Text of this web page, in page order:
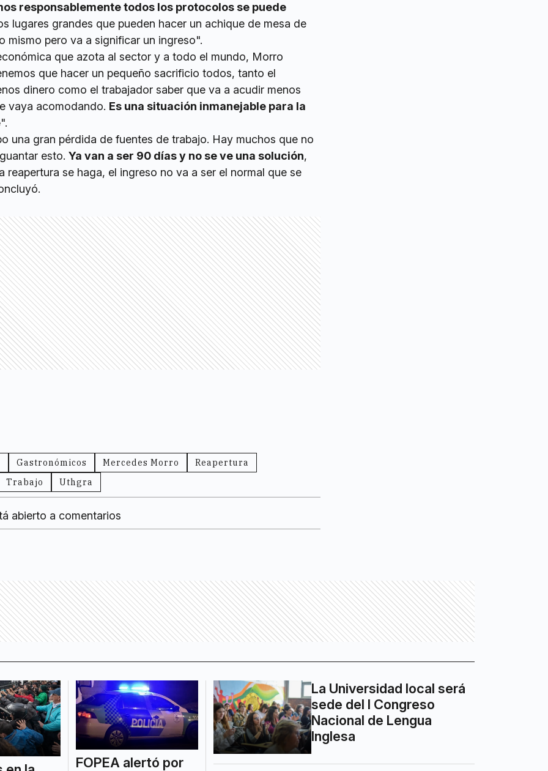
responsablemente todos los protocolos se puede
lugares grandes que pueden hacer un achique de mesa de
mismo pero va a significar un ingreso".
que azota al sector y a todo el mundo, Morro
que hacer un pequeño sacrificio todos, tanto el
dinero como el trabajador saber que va a acudir menos
vaya acomodando. Es una situación inmanejable para la
".
una gran pérdida de fuentes de trabajo. Hay muchos que no
esto. Ya van a ser 90 días y no se ve una solución,
reapertura se haga, el ingreso no va a ser el normal que se
Gastronómicos Mercedes Morro
Reapertura
Trabajo
Uthgra
abierto a comentarios
FOPEA alertó por
La Universidad local será
sede del I Congreso
Nacional de Lengua
Inglesa